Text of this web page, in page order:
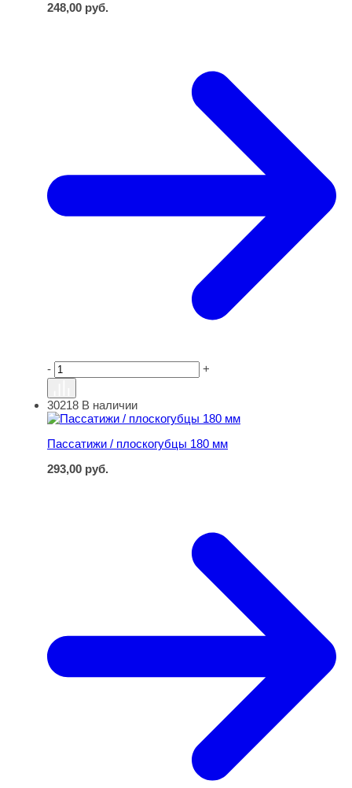
248,00 руб.
- +
Пассатижи / плоскогубцы 180 мм
30218 В наличии
Пассатижи / плоскогубцы 180 мм
293,00 руб.